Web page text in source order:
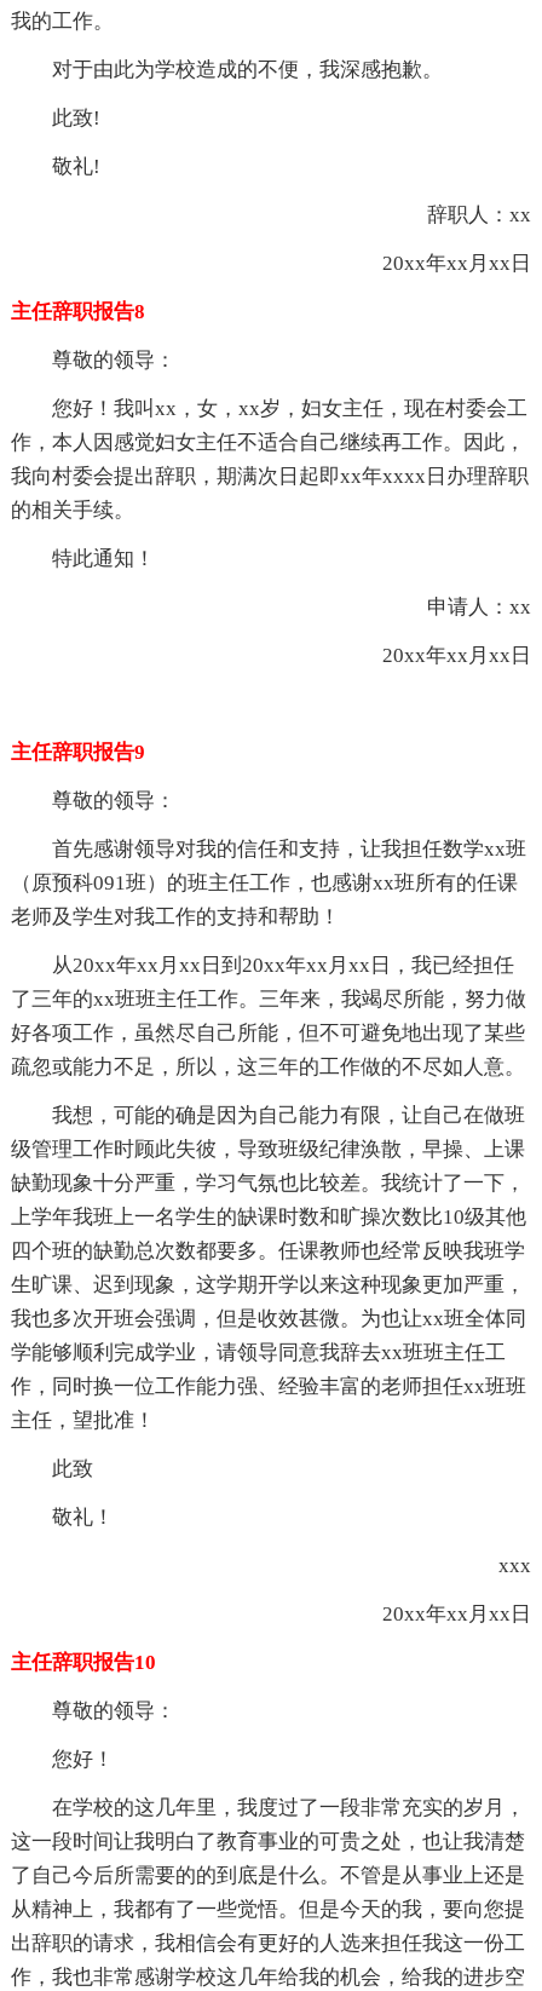
我的工作。
对于由此为学校造成的不便，我深感抱歉。
此致!
敬礼!
辞职人：xx
20xx年xx月xx日
主任辞职报告8
尊敬的领导：
您好！我叫xx，女，xx岁，妇女主任，现在村委会工
作，本人因感觉妇女主任不适合自己继续再工作。因此，
我向村委会提出辞职，期满次日起即xx年xxxx日办理辞职
的相关手续。
特此通知！
申请人：xx
20xx年xx月xx日
主任辞职报告9
尊敬的领导：
首先感谢领导对我的信任和支持，让我担任数学xx班
（原预科091班）的班主任工作，也感谢xx班所有的任课
老师及学生对我工作的支持和帮助！
从20xx年xx月xx日到20xx年xx月xx日，我已经担任
了三年的xx班班主任工作。三年来，我竭尽所能，努力做
好各项工作，虽然尽自己所能，但不可避免地出现了某些
疏忽或能力不足，所以，这三年的工作做的不尽如人意。
我想，可能的确是因为自己能力有限，让自己在做班
级管理工作时顾此失彼，导致班级纪律涣散，早操、上课
缺勤现象十分严重，学习气氛也比较差。我统计了一下，
上学年我班上一名学生的缺课时数和旷操次数比10级其他
四个班的缺勤总次数都要多。任课教师也经常反映我班学
生旷课、迟到现象，这学期开学以来这种现象更加严重，
我也多次开班会强调，但是收效甚微。为也让xx班全体同
学能够顺利完成学业，请领导同意我辞去xx班班主任工
作，同时换一位工作能力强、经验丰富的老师担任xx班班
主任，望批准！
此致
敬礼！
xxx
20xx年xx月xx日
主任辞职报告10
尊敬的领导：
您好！
在学校的这几年里，我度过了一段非常充实的岁月，
这一段时间让我明白了教育事业的可贵之处，也让我清楚
了自己今后所需要的的到底是什么。不管是从事业上还是
从精神上，我都有了一些觉悟。但是今天的我，要向您提
出辞职的请求，我相信会有更好的人选来担任我这一份工
作，我也非常感谢学校这几年给我的机会，给我的进步空